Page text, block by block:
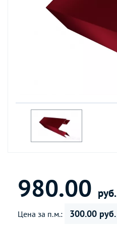
980.00 руб.
Цена за п.м.: 300.00 руб.